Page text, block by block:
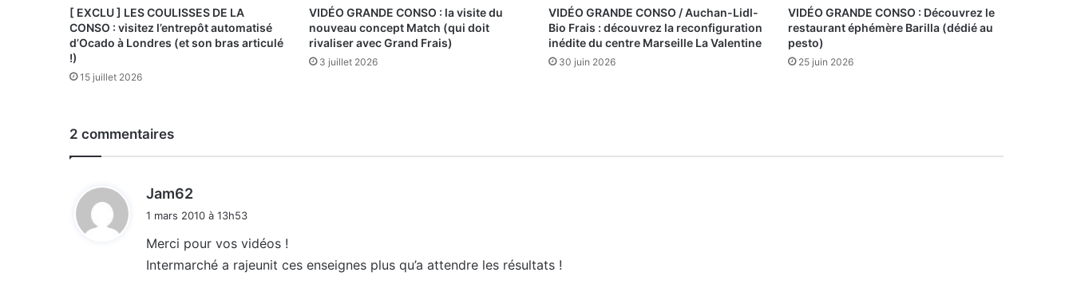
[ EXCLU ] LES COULISSES DE LA
CONSO : visitez l’entrepôt automatisé
d’Ocado à Londres (et son bras articulé
!)
15 juillet 2026
VIDÉO GRANDE CONSO : la visite du
nouveau concept Match (qui doit
rivaliser avec Grand Frais)
3 juillet 2026
VIDÉO GRANDE CONSO / Auchan-Lidl-
Bio Frais : découvrez la reconfiguration
inédite du centre Marseille La Valentine
30 juin 2026
VIDÉO GRANDE CONSO : Découvrez le
restaurant éphémère Barilla (dédié au
pesto)
25 juin 2026
2 commentaires
Jam62
:
1 mars 2010 à 13h53
Merci pour vos vidéos !
Intermarché a rajeunit ces enseignes plus qu’a attendre les résultats !